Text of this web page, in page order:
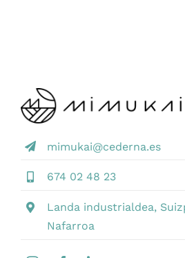
mimukai@cederna.es
674 02 48 23
Landa industrialdea,
Nafarroa